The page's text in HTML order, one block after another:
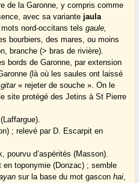
de la Garonne, y compris comme
avec sa variante jaula
mots nord-occitans tels gaule,
bourbiers, des mares, ou moins
branche (> bras de rivière).
bords de Garonne, par extension
(là où les saules ont laissé
gitar« rejeter de souche ». On le
site protégé des Jetins à St Pierre
; relevé par D. Escarpit en
pourvu d’aspérités (Masson).
en toponymie (Donzac) ; semble
sur la base du mot gasconhai,